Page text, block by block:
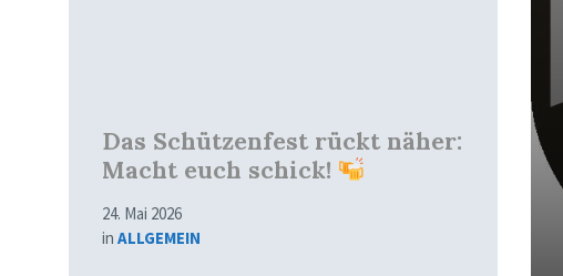
Das Schützenfest rückt näher:
Macht euch schick!
24. Mai 2026
in ALLGEMEIN